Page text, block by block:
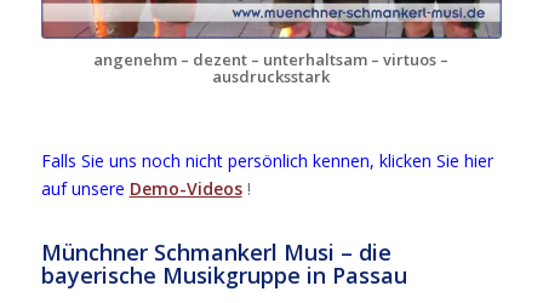
angenehm – dezent – unterhaltsam – virtuos –
ausdrucksstark
Falls Sie uns noch nicht persönlich kennen, klicken Sie hier
auf unsere Demo-Videos!
Münchner Schmankerl Musi – die
bayerische Musikgruppe in Passau